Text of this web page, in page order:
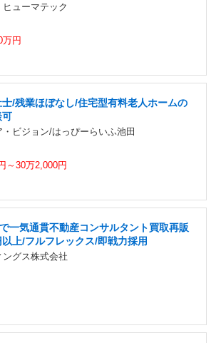
ューマテック
万円
/残業ほぼなし/住宅型有料老人ホームの
可
ビジョン/はっぴーらいふ池田
～30万2,000円
一気通貫不動産コンサルタント買取再販
上/フルフレックス/即戦力採用
グス株式会社